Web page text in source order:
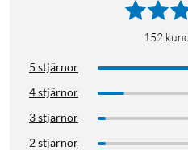
152
5 stjärnor
4 stjärnor
3 stjärnor
2 stjärnor